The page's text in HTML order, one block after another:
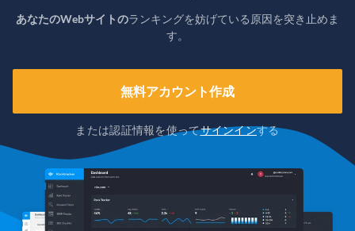
あなたのWebサイトのランキングを妨げている原因を突き止めま
す。
無料アカウント作成
または認証情報を使ってサインインする